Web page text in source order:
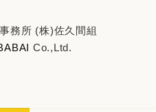
務所 (株)佐久間組
Co.,Ltd.